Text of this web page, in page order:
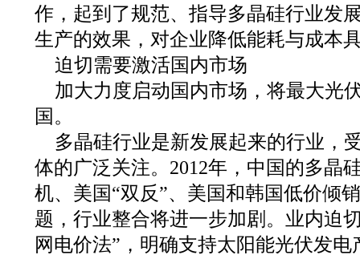
作，起到了规范、指导多晶硅行业发
生产的效果，对企业降低能耗与成本
迫切需要激活国内市场
加大力度启动国内市场，将最大光
国。
多晶硅行业是新发展起来的行业，
体的广泛关注。2012年，中国的多晶
机、美国“双反”、美国和韩国低价倾
题，行业整合将进一步加剧。业内迫
网电价法”，明确支持太阳能光伏发